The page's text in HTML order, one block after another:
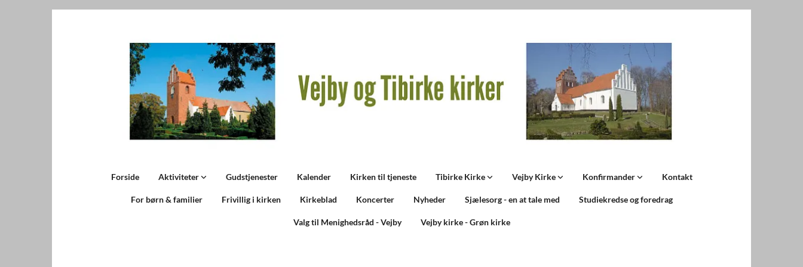
Forside Aktiviteter Gudstjenester Kalender Kirken til tjeneste Tibirke Kirke Vejby Kirke Konfirmander Kontakt
For børn & familier Frivillig i kirken Kirkeblad Koncerter Nyheder Sjælesorg - en at tale med Studiekredse og foredrag
Valg til Menighedsråd - Vejby Vejby kirke - Grøn kirke